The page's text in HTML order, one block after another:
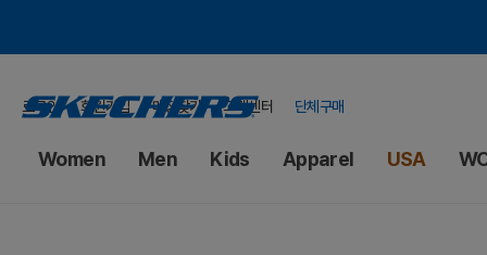
로그인 회원가입 매장찾기 고객센터 단체구매
Women Men Kids Apparel USA